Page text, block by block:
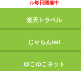
ル毎日開催中
楽天トラベル
じゃらんnet
ゆこゆこネット